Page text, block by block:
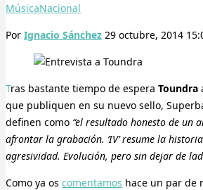
MúsicaNacional
Por Ignacio Sánchez 29 octubre, 2014
Tras bastante tiempo de espera Toundra
que publiquen en su nuevo sello,
definen como “el resultado honesto de un
afrontar la grabación. ‘IV’ resume la
agresividad. Evolución, pero sin dejar de
Como ya os comentamos hace un par de